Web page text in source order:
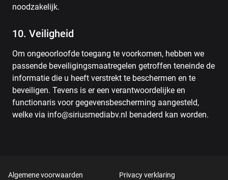
noodzakelijk.
10. Veiligheid
Om ongeoorloofde toegang te voorkomen, hebben we
passende beveiligingsmaatregelen getroffen teneinde de
informatie die u heeft verstrekt te beschermen en te
beveiligen. Tevens is er een verantwoordelijke en
functionaris voor gegevensbescherming aangesteld,
welke via info@siriusmediabv.nl benaderd kan worden.
Algemene voorwaarden Privacy verklaring